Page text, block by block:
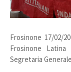
Frosinone 17/02/
Frosinone
Segretaria